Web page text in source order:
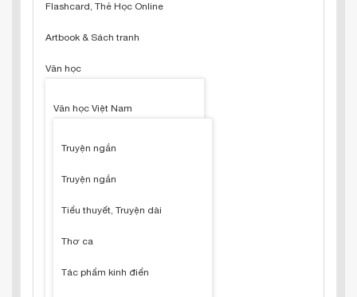
Flashcard, Thẻ Học Online
Artbook & Sách tranh
Văn học
Văn học Việt Nam
Truyện ngắn
Truyện ngắn
Tiểu thuyết, Truyện dài
Thơ ca
Tác phẩm kinh điển